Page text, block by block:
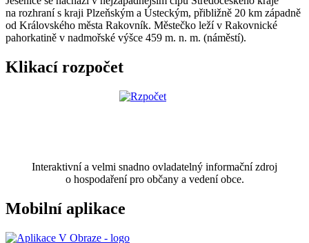
na rozhraní s kraji Plzeňským a Ústeckým, přibližně 20 km západně
od Královského města Rakovník. Městečko leží v Rakovnické
pahorkatině v nadmořské výšce 459 m. n. m. (náměstí).
Klikací rozpočet
Interaktivní a velmi snadno ovladatelný informační zdroj
o hospodaření pro občany a vedení obce.
Mobilní aplikace